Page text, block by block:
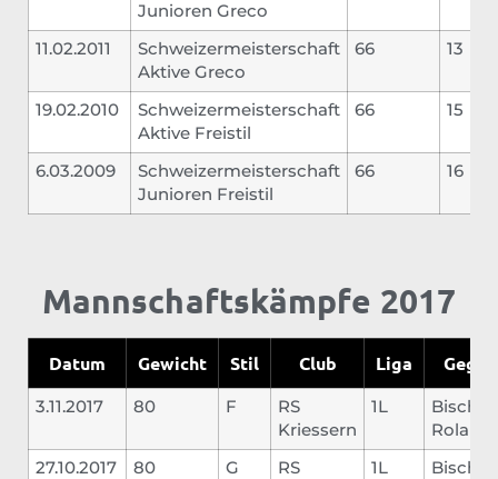
Junioren Greco
11.02.2011
Schweizermeisterschaft
Aktive Greco
66 13
19.02.2010
Schweizermeisterschaft
Aktive Freistil
66 15
6.03.2009
Schweizermeisterschaft
Junioren Freistil
66 16
Mannschaftskämpfe 2017
Datum Gewicht Stil Club Liga
3.11.2017 80 F
RS
Kriessern
1L
Bischof
Roland
27.10.2017
80 G
RS
1L
Bischof